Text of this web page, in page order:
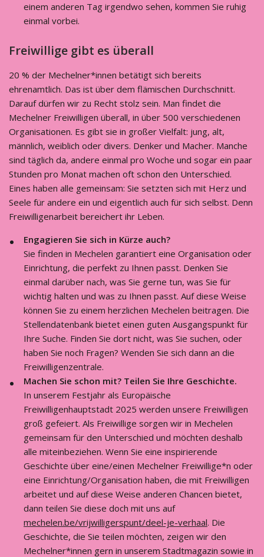
einem anderen Tag irgendwo sehen, kommen Sie ruhig
einmal vorbei.
Freiwillige gibt es überall
20 % der Mechelner*innen betätigt sich bereits
ehrenamtlich. Das ist über dem flämischen Durchschnitt.
Darauf dürfen wir zu Recht stolz sein. Man findet die
Mechelner Freiwilligen überall, in über 500 verschiedenen
Organisationen. Es gibt sie in großer Vielfalt: jung, alt,
männlich, weiblich oder divers. Denker und Macher. Manche
sind täglich da, andere einmal pro Woche und sogar ein paar
Stunden pro Monat machen oft schon den Unterschied.
Eines haben alle gemeinsam: Sie setzten sich mit Herz und
Seele für andere ein und eigentlich auch für sich selbst. Denn
Freiwilligenarbeit bereichert ihr Leben.
Engagieren Sie sich in Kürze auch?
Sie finden in Mechelen garantiert eine Organisation oder
Einrichtung, die perfekt zu Ihnen passt. Denken Sie
einmal darüber nach, was Sie gerne tun, was Sie für
wichtig halten und was zu Ihnen passt. Auf diese Weise
können Sie zu einem herzlichen Mechelen beitragen. Die
Stellendatenbank bietet einen guten Ausgangspunkt für
Ihre Suche. Finden Sie dort nicht, was Sie suchen, oder
haben Sie noch Fragen? Wenden Sie sich dann an die
Freiwilligenzentrale.
Machen Sie schon mit? Teilen Sie Ihre Geschichte.
In unserem Festjahr als Europäische
Freiwilligenhauptstadt 2025 werden unsere Freiwilligen
groß gefeiert. Als Freiwillige sorgen wir in Mechelen
gemeinsam für den Unterschied und möchten deshalb
alle miteinbeziehen. Wenn Sie eine inspirierende
Geschichte über eine/einen Mechelner Freiwillige*n oder
eine Einrichtung/Organisation haben, die mit Freiwilligen
arbeitet und auf diese Weise anderen Chancen bietet,
dann teilen Sie diese doch mit uns auf
mechelen.be/vrijwilligerspunt/deel-je-verhaal. Die
Geschichte, die Sie teilen möchten, zeigen wir den
Mechelner*innen gern in unserem Stadtmagazin sowie in